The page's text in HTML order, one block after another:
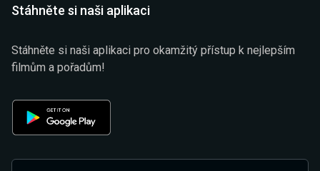
Stáhněte si naši aplikaci
Stáhněte si naši aplikaci pro okamžitý přístup k nejlepším
filmům a pořadům!